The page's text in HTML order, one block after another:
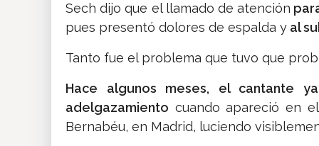
Sech dijo que el llamado de atención
pues presentó dolores de espalda y al
Tanto fue el problema que tuvo que
Hace algunos meses, el cantante
adelgazamiento cuando apareció en
Bernabéu, en Madrid, luciendo